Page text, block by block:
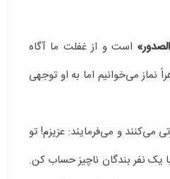
است و از غفلت ما آگاه
می‌خوانیم اما به او توجهی
می‌کنند و می‌فرمایند: عزیزم! تو
یک نفر بندگان ناچیز حساب کن.